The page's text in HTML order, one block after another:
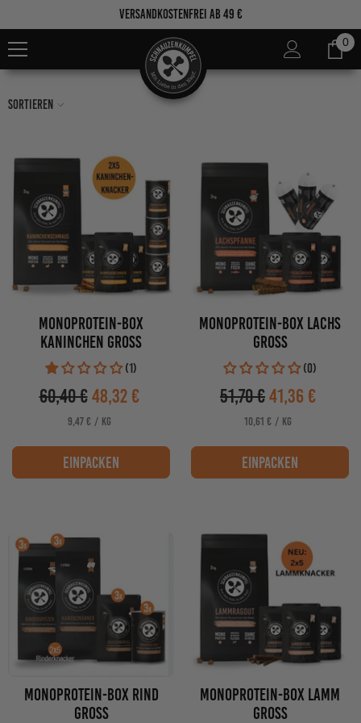
Versandkostenfrei ab 49 €
00
Sortieren
MONOPROTEIN-BOX
KANINCHEN GROSS
(1)
Verkaufspreis
60,40 €48,32 €
STÜCKPREIS
9,47 € / PRO
KG
einpacken
Monoprotein-Box Lachs
Gross
(0)
Verkaufspreis
51,70 €41,36 €
STÜCKPREIS
10,61 € / PRO
KG
einpacken
Monoprotein-Box Rind
Gross
Monoprotein-Box Lamm
Gross